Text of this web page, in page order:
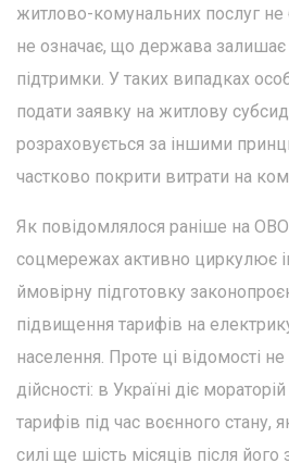
житлово-комунальних послуг
не означає, що держава
підтримки. У таких випадках
подати заявку на житлову
розраховується за іншими
частково покрити витрати на
Як повідомлялося раніше на
соцмережах активно циркулює
ймовірну підготовку
підвищення тарифів на
населення. Проте ці відомості
дійсності: в Україні діє
тарифів під час воєнного стану,
силі ще шість місяців після